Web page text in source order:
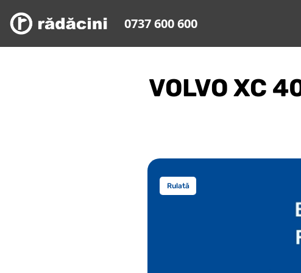
0737 600 600
VOLVO XC
Rulată